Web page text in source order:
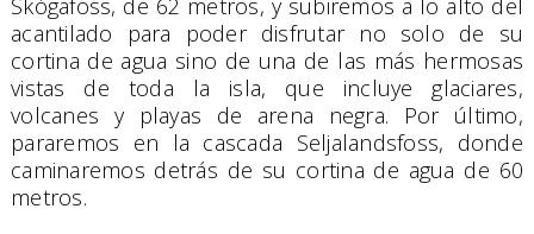
Skógafoss, de 62 metros, y subiremos a lo alto del
acantilado para poder disfrutar no solo de su
cortina de agua sino de una de las más hermosas
vistas de toda la isla, que incluye glaciares,
volcanes y playas de arena negra. Por último,
pararemos en la cascada Seljalandsfoss, donde
caminaremos detrás de su cortina de agua de 60
metros.